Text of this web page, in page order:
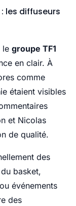
: les diffuseurs
le groupe TF1
en clair. À
comme
étaient visibles
et Nicolas
de qualité.
des
basket,
événements
des